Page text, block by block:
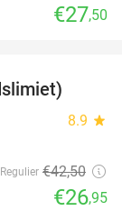
€27,50
8.9 star
Regulier €42,50
€26,95